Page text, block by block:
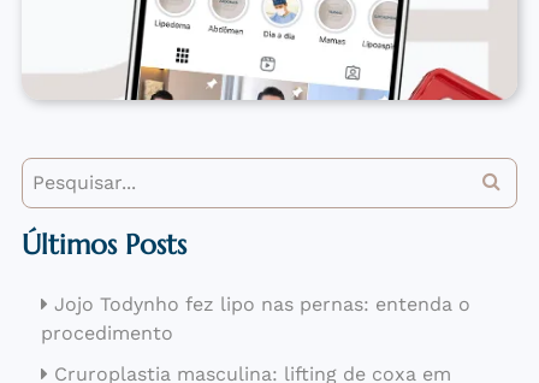
Últimos Posts
Jojo Todynho fez lipo nas pernas: entenda o
procedimento
Cruroplastia masculina: lifting de coxa em